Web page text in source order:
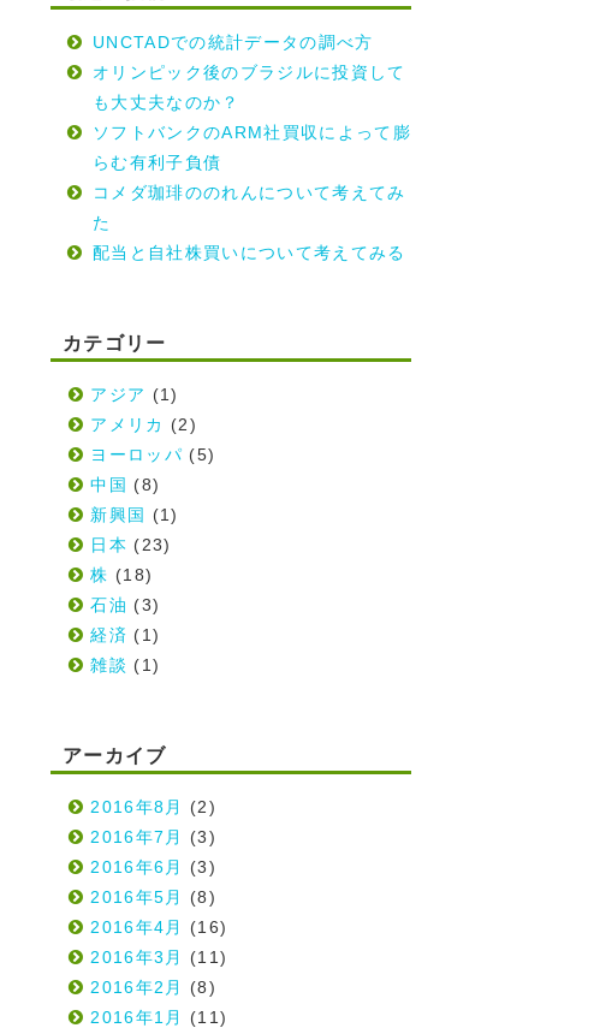
UNCTADでの統計データの調べ方
オリンピック後のブラジルに投資して
も大丈夫なのか？
ソフトバンクのARM社買収によって膨
らむ有利子負債
コメダ珈琲ののれんについて考えてみ
た
配当と自社株買いについて考えてみる
カテゴリー
アジア (1)
アメリカ
(2)
ヨーロッパ (5)
中国 (8)
新興国
(1)
日本 (23)
株 (18)
石油 (3)
経済 (1)
雑談 (1)
アーカイブ
2016年8月
(2)
2016年7月
(3)
2016年6月
(3)
2016年5月
(8)
2016年4月
(16)
2016年3月
(11)
2016年2月
(8)
2016年1月
(11)